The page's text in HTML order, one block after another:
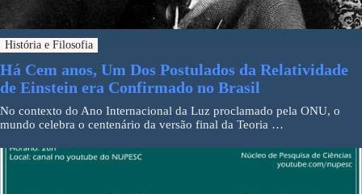
História e Filosofia
Há Cem anos, Um Dos Postulados da Relatividade
de Einstein era Confirmado no Brasil
No contexto do Ano Internacional da Luz proclamado pela ONU, o
mundo celebra o centenário da versão final da Teoria …